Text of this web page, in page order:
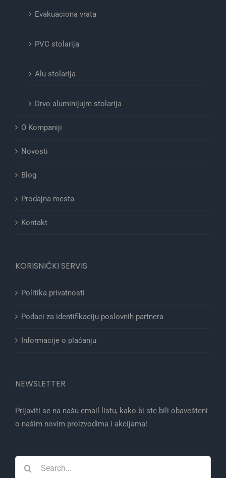
Evakuaciona vrata
PVC stolarija
Alu stolarija
Drvo aluminijujm stolarija
O Kompaniji
Novosti
Blog
Prodajna mesta
Kontakt
KORISNIČKI SERVIS
Politika privatnosti
Podaci za identifikaciju poslovnih partnera
Informacije o plaćanju
NEWSLETTER
Prijaviti se na našu email listu, kako bi ste bili obavešteni
o našim novim proizvodima i akcijama!